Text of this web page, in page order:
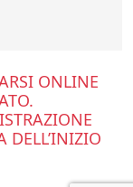
ONLINE
DELL’INIZIO